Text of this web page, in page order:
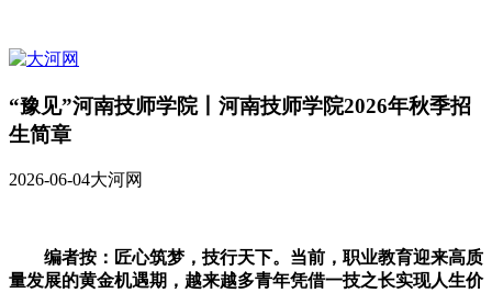
“豫见”河南技师学院丨河南技师学院2026年秋季招
生简章
2026-06-04大河网
编者按：匠心筑梦，技行天下。当前，职业教育迎来高质
量发展的黄金机遇期，越来越多青年凭借一技之长实现人生价